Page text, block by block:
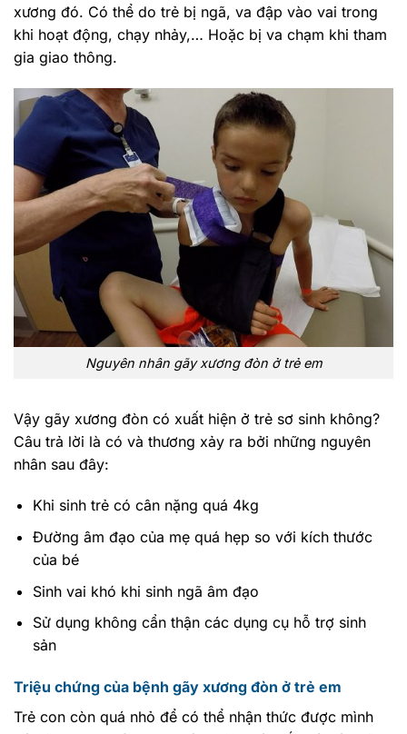
xương đó. Có thể do trẻ bị ngã, va đập vào vai trong
khi hoạt động, chạy nhảy,… Hoặc bị va chạm khi tham
gia giao thông.
Nguyên nhân gãy xương đòn ở trẻ em
Vậy gãy xương đòn có xuất hiện ở trẻ sơ sinh không?
Câu trả lời là có và thương xảy ra bởi những nguyên
nhân sau đây:
Khi sinh trẻ có cân nặng quá 4kg
Đường âm đạo của mẹ quá hẹp so với kích thước
của bé
Sinh vai khó khi sinh ngã âm đạo
Sử dụng không cẩn thận các dụng cụ hỗ trợ sinh
sản
Triệu chứng của bệnh gãy xương đòn ở trẻ em
Trẻ con còn quá nhỏ để có thể nhận thức được mình